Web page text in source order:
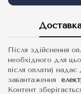
Після здійснення
необхідного для
після оплати)
завантаження
Контент